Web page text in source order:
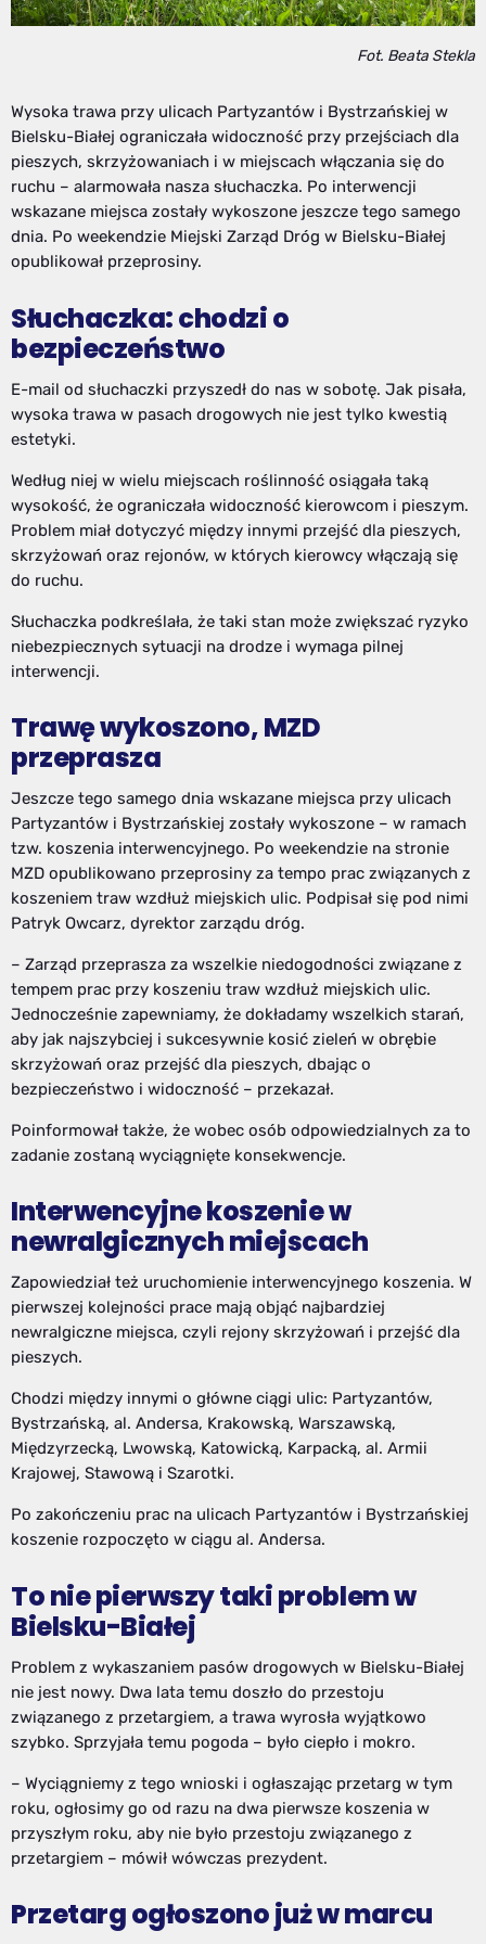
Fot. Beata Stekla
Wysoka trawa przy ulicach Partyzantów i Bystrzańskiej w
Bielsku-Białej ograniczała widoczność przy przejściach dla
pieszych, skrzyżowaniach i w miejscach włączania się do
ruchu – alarmowała nasza słuchaczka. Po interwencji
wskazane miejsca zostały wykoszone jeszcze tego samego
dnia. Po weekendzie Miejski Zarząd Dróg w Bielsku-Białej
opublikował przeprosiny.
Słuchaczka: chodzi o
bezpieczeństwo
E-mail od słuchaczki przyszedł do nas w sobotę. Jak pisała,
wysoka trawa w pasach drogowych nie jest tylko kwestią
estetyki.
Według niej w wielu miejscach roślinność osiągała taką
wysokość, że ograniczała widoczność kierowcom i pieszym.
Problem miał dotyczyć między innymi przejść dla pieszych,
skrzyżowań oraz rejonów, w których kierowcy włączają się
do ruchu.
Słuchaczka podkreślała, że taki stan może zwiększać ryzyko
niebezpiecznych sytuacji na drodze i wymaga pilnej
interwencji.
Trawę wykoszono, MZD
przeprasza
Jeszcze tego samego dnia wskazane miejsca przy ulicach
Partyzantów i Bystrzańskiej zostały wykoszone – w ramach
tzw. koszenia interwencyjnego. Po weekendzie na stronie
MZD opublikowano przeprosiny za tempo prac związanych z
koszeniem traw wzdłuż miejskich ulic. Podpisał się pod nimi
Patryk Owcarz, dyrektor zarządu dróg.
– Zarząd przeprasza za wszelkie niedogodności związane z
tempem prac przy koszeniu traw wzdłuż miejskich ulic.
Jednocześnie zapewniamy, że dokładamy wszelkich starań,
aby jak najszybciej i sukcesywnie kosić zieleń w obrębie
skrzyżowań oraz przejść dla pieszych, dbając o
bezpieczeństwo i widoczność – przekazał.
Poinformował także, że wobec osób odpowiedzialnych za to
zadanie zostaną wyciągnięte konsekwencje.
Interwencyjne koszenie w
newralgicznych miejscach
Zapowiedział też uruchomienie interwencyjnego koszenia. W
pierwszej kolejności prace mają objąć najbardziej
newralgiczne miejsca, czyli rejony skrzyżowań i przejść dla
pieszych.
Chodzi między innymi o główne ciągi ulic: Partyzantów,
Bystrzańską, al. Andersa, Krakowską, Warszawską,
Międzyrzecką, Lwowską, Katowicką, Karpacką, al. Armii
Krajowej, Stawową i Szarotki.
Po zakończeniu prac na ulicach Partyzantów i Bystrzańskiej
koszenie rozpoczęto w ciągu al. Andersa.
To nie pierwszy taki problem w
Bielsku-Białej
Problem z wykaszaniem pasów drogowych w Bielsku-Białej
nie jest nowy. Dwa lata temu doszło do przestoju
związanego z przetargiem, a trawa wyrosła wyjątkowo
szybko. Sprzyjała temu pogoda – było ciepło i mokro.
– Wyciągniemy z tego wnioski i ogłaszając przetarg w tym
roku, ogłosimy go od razu na dwa pierwsze koszenia w
przyszłym roku, aby nie było przestoju związanego z
przetargiem – mówił wówczas prezydent.
Przetarg ogłoszono już w marcu